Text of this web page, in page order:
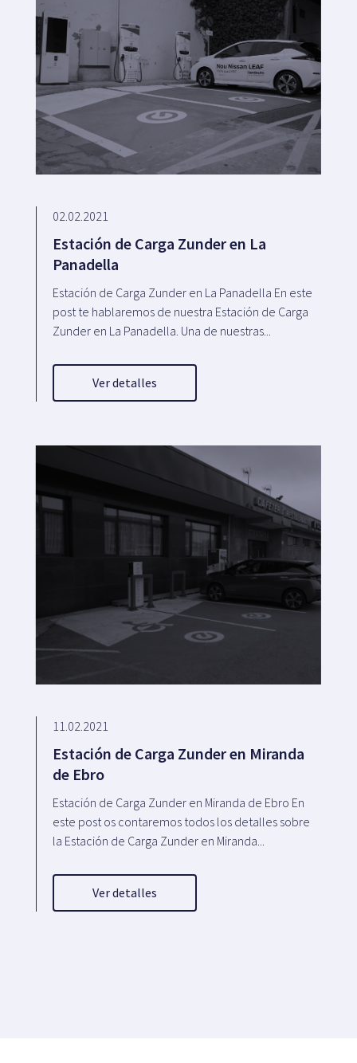
02.02.2021
Estación de Carga Zunder en La
Panadella
Estación de Carga Zunder en La Panadella En este
post te hablaremos de nuestra Estación de Carga
Zunder en La Panadella. Una de nuestras...
Ver detalles
11.02.2021
Estación de Carga Zunder en Miranda
de Ebro
Estación de Carga Zunder en Miranda de Ebro En
este post os contaremos todos los detalles sobre
la Estación de Carga Zunder en Miranda...
Ver detalles